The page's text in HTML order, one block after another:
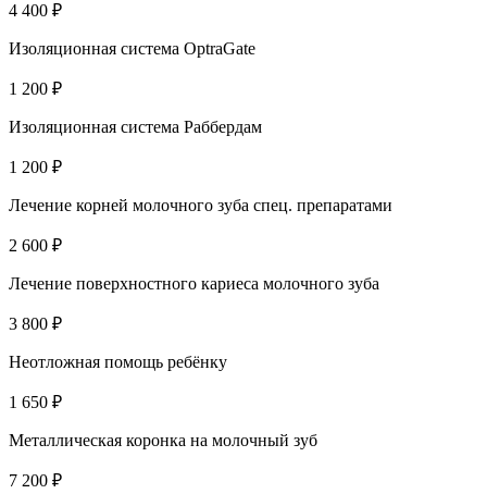
4 400 ₽
Изоляционная система OptraGate
1 200 ₽
Изоляционная система Раббердам
1 200 ₽
Лечение корней молочного зуба спец. препаратами
2 600 ₽
Лечение поверхностного кариеса молочного зуба
3 800 ₽
Неотложная помощь ребёнку
1 650 ₽
Металлическая коронка на молочный зуб
7 200 ₽